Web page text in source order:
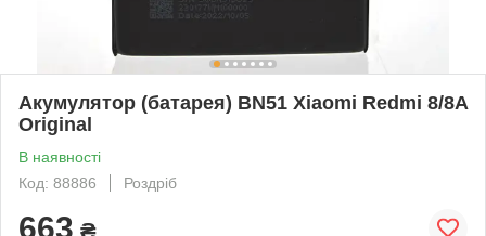
Акумулятор (батарея) BN51 Xiaomi Redmi 8/8A
Original
В наявності
Код: 88886
Роздріб
663